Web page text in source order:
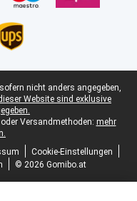
nicht anders angegeben,
Website sind exklusive
Versandmethoden: mehr
Cookie-Einstellungen
© 2026 Gomibo.at